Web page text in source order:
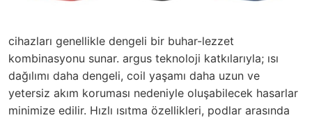
cihazları genellikle dengeli bir buhar-lezzet
kombinasyonu sunar. argus teknoloji katkılarıyla; ısı
dağılımı daha dengeli, coil yaşamı daha uzun ve
yetersiz akım koruması nedeniyle oluşabilecek hasarlar
minimize edilir. Hızlı ısıtma özellikleri, podlar arasında